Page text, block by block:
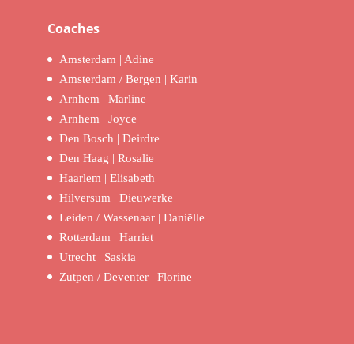
Coaches
Amsterdam | Adine
Amsterdam / Bergen | Karin
Arnhem | Marline
Arnhem | Joyce
Den Bosch | Deirdre
Den Haag | Rosalie
Haarlem | Elisabeth
Hilversum | Dieuwerke
Leiden / Wassenaar | Daniëlle
Rotterdam | Harriet
Utrecht | Saskia
Zutpen / Deventer | Florine